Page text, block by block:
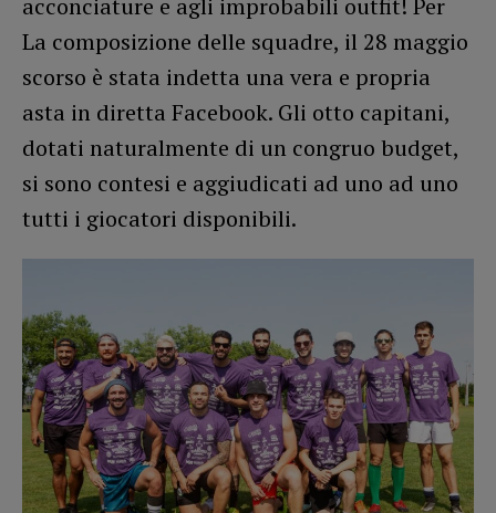
La composizione delle squadre, il 28 maggio
scorso è stata indetta una vera e propria
asta in diretta Facebook. Gli otto capitani,
dotati naturalmente di un congruo budget,
si sono contesi e aggiudicati ad uno ad uno
tutti i giocatori disponibili.